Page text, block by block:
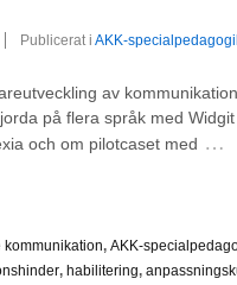
Publicerat i AKK-
av
på flera språk med
och om pilotcaset med …
kommunikation, AKK-
, habilitering,